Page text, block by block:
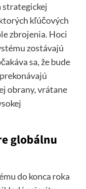
strategickej
kľúčových
zbrojenia. Hoci
zostávajú
sa, že bude
obrany, vrátane
globálnu
do konca roka